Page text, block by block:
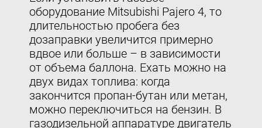
оборудование Mitsubishi Pajero 4, то
длительностью пробега без
дозаправки увеличится примерно
вдвое или больше – в зависимости
от объема баллона. Ехать можно на
двух видах топлива: когда
закончится пропан-бутан или метан,
можно переключиться на бензин. В
газодизельной аппаратуре двигатель